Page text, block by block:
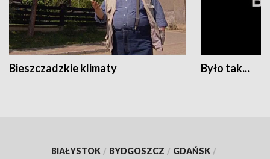
Bieszczadzkie klimaty Było tak...
BIAŁYSTOK / BYDGOSZCZ / GDAŃSK /